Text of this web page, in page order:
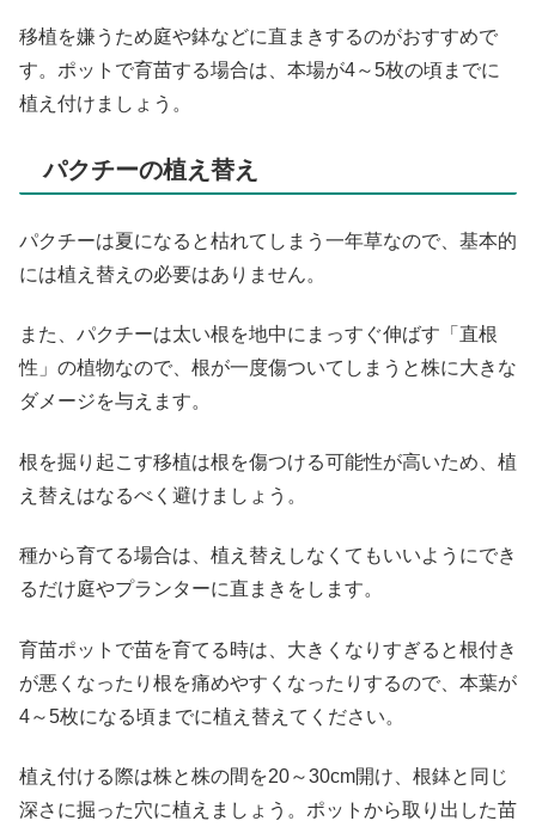
移植を嫌うため庭や鉢などに直まきするのがおすすめで
す。ポットで育苗する場合は、本場が4～5枚の頃までに
植え付けましょう。
パクチーの植え替え
パクチーは夏になると枯れてしまう一年草なので、基本的
には植え替えの必要はありません。
また、パクチーは太い根を地中にまっすぐ伸ばす「直根
性」の植物なので、根が一度傷ついてしまうと株に大きな
ダメージを与えます。
根を掘り起こす移植は根を傷つける可能性が高いため、植
え替えはなるべく避けましょう。
種から育てる場合は、植え替えしなくてもいいようにでき
るだけ庭やプランターに直まきをします。
育苗ポットで苗を育てる時は、大きくなりすぎると根付き
が悪くなったり根を痛めやすくなったりするので、本葉が
4～5枚になる頃までに植え替えてください。
植え付ける際は株と株の間を20～30cm開け、根鉢と同じ
深さに掘った穴に植えましょう。ポットから取り出した苗